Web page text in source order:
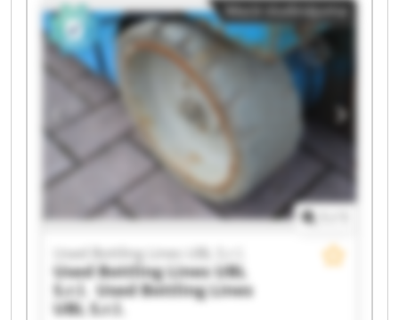
Used Bottling Lines UBL S.r.l. Used Bottling Lines
UBL S.r.l. Used Bottling Lines UBL S.r.l. Used
Bottling Lines UBL S.r.l. Used Bottling Lines UBL
S.r.l. Used Bottling Lines UBL S.r.l. Used Bottling
Lines UBL S.r.l. Used Bottling Lines UBL S.r.l.
Used Bottling Lines UBL S.r.l. Used Bottling Lines
UBL S.r.l. Used Bottling Lines UBL S.r.l. Used
Bottling Lines UBL S.r.l.
Mazā sludinājuma
Used Bottling Lines UBL S.r.l.
Used Bottling Lines UBL
S.r.l.
Used Bottling Lines
UBL S.r.l.